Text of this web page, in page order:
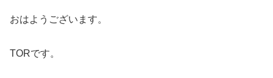
おはようございます。
TORです。